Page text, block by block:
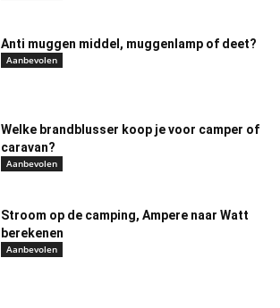
Anti muggen middel, muggenlamp of deet?
Aanbevolen
Welke brandblusser koop je voor camper of
caravan?
Aanbevolen
Stroom op de camping, Ampere naar Watt
berekenen
Aanbevolen